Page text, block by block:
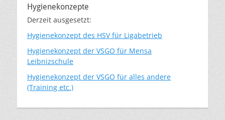
Hygienekonzepte
Derzeit ausgesetzt:
Hygienekonzept des HSV für Ligabetrieb
Hygienekonzept der VSGO für Mensa
Leibnizschule
Hygienekonzept der VSGO für alles andere
(Training etc.)